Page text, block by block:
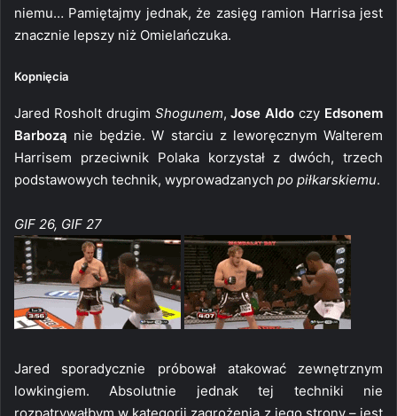
niemu… Pamiętajmy jednak, że zasięg ramion Harrisa jest
znacznie lepszy niż Omielańczuka.
Kopnięcia
Jared Rosholt drugim Shogunem,Jose Aldo czy Edsonem
Barbozą nie będzie. W starciu z leworęcznym Walterem
Harrisem przeciwnik Polaka korzystał z dwóch, trzech
podstawowych technik, wyprowadzanych po piłkarskiemu.
GIF 26, GIF 27
Jared sporadycznie próbował atakować zewnętrznym
lowkingiem. Absolutnie jednak tej techniki nie